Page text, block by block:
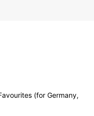
(for Germany,